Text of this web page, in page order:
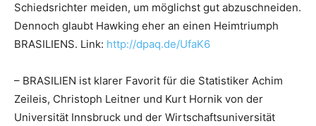
Schiedsrichter meiden, um möglichst gut abzuschneiden.
Dennoch glaubt Hawking eher an einen Heimtriumph
BRASILIENS. Link: http://dpaq.de/UfaK6
– BRASILIEN ist klarer Favorit für die Statistiker Achim
Zeileis, Christoph Leitner und Kurt Hornik von der
Universität Innsbruck und der Wirtschaftsuniversität